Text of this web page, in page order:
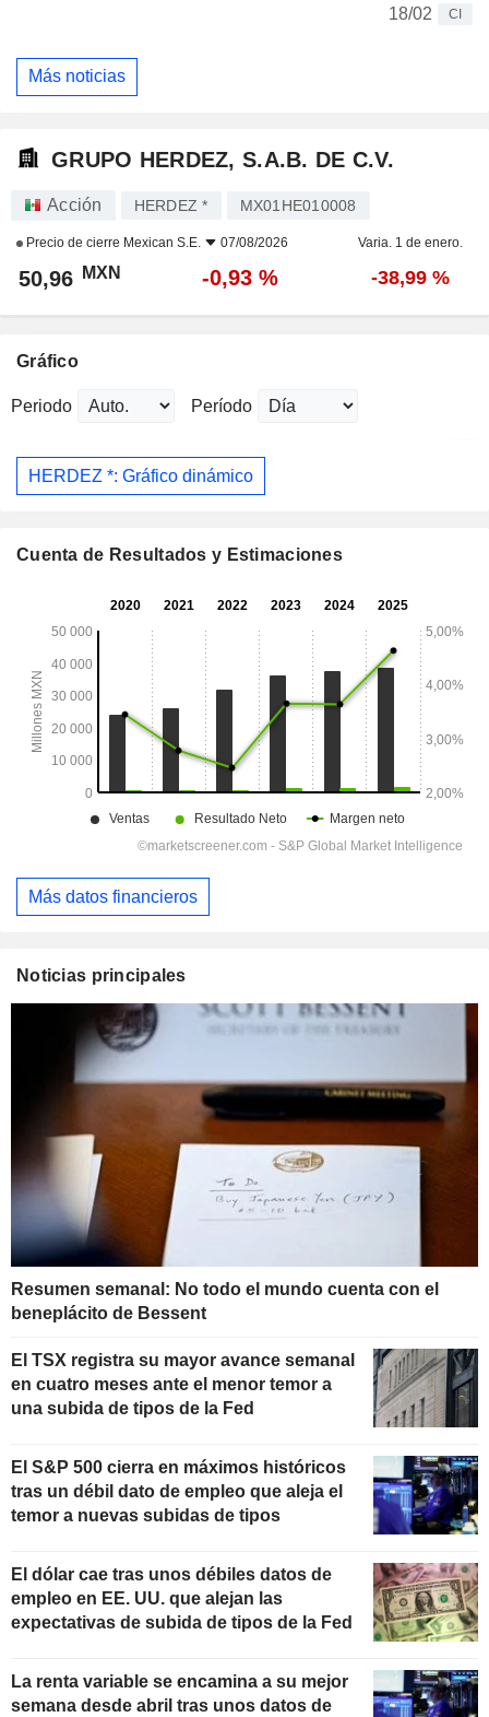
18/02
CI
Más noticias
GRUPO HERDEZ, S.A.B. DE C.V.
Acción HERDEZ * MX01HE010008
Precio de cierre Mexican S.E. 07/08/2026 Varia. 1 de enero.
50,96 MXN -0,93 % -38,99 %
Gráfico
Periodo Período
HERDEZ *: Gráfico dinámico
Cuenta de Resultados y Estimaciones
Más datos financieros
Noticias principales
Resumen semanal: No todo el mundo cuenta con el
beneplácito de Bessent
El TSX registra su mayor avance semanal
en cuatro meses ante el menor temor a
una subida de tipos de la Fed
El S&P 500 cierra en máximos históricos
tras un débil dato de empleo que aleja el
temor a nuevas subidas de tipos
El dólar cae tras unos débiles datos de
empleo en EE. UU. que alejan las
expectativas de subida de tipos de la Fed
La renta variable se encamina a su mejor
semana desde abril tras unos datos de